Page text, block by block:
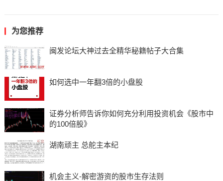
为您推荐
闽发论坛大神过去全精华秘籍帖子大合集
如何选中一年翻3倍的小盘股
证券分析师告诉你如何充分利用投资机会《股市中
的100倍股》
湖南顽主 总舵主本纪
机会主义-解密游资的股市生存法则